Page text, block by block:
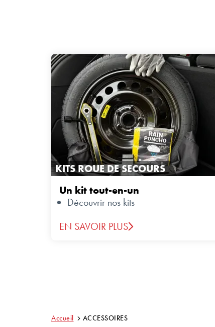
KITS ROUE DE SECOURS
Un kit tout-en-un
Découvrir nos kits
EN SAVOIR PLUS
Accueil ACCESSOIRES